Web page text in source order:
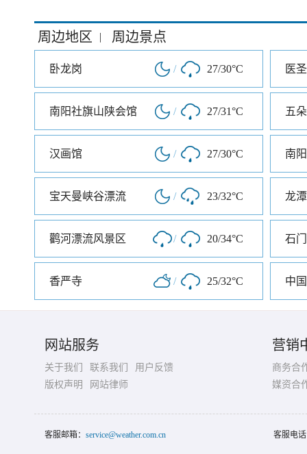
周边地区 | 周边景点
卧龙岗 / 27/30°C 医
南阳社旗山陕会馆 / 27/31°C 五
汉画馆 / 27/30°C 南
宝天曼峡谷漂流 / 23/32°C 龙
鹳河漂流风景区 / 20/34°C 石
香严寺 / 25/32°C 中
网站服务
关于我们 联系我们
用户反馈
版权声明
网站律师
营销
商务合
媒资合
客服邮箱： service@weather.com.cn 客服电